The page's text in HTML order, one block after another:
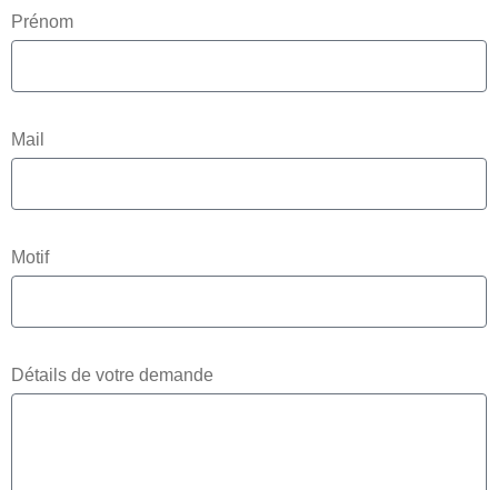
Prénom
Mail
Motif
Détails de votre demande